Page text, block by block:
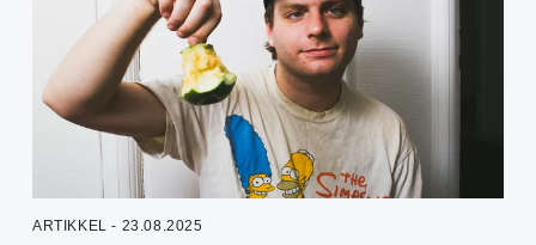
ARTIKKEL - 23.08.2025